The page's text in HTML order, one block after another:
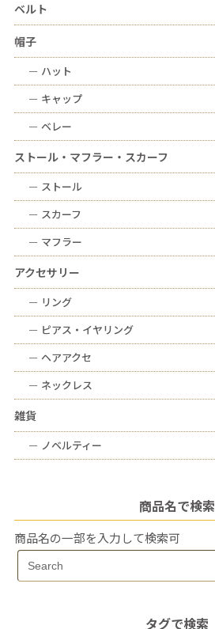
ベルト
帽子
ー ハット
ー キャップ
ー ベレー
ストール・マフラー・スカーフ
ー ストール
ー スカーフ
ー マフラー
アクセサリー
ー リング
ー ピアス・イヤリング
ー ヘアアクセ
ー ネックレス
雑貨
ー ノベルティー
商品名で検索
商品名の一部を入力して検索可
Search
for:
タグで検索